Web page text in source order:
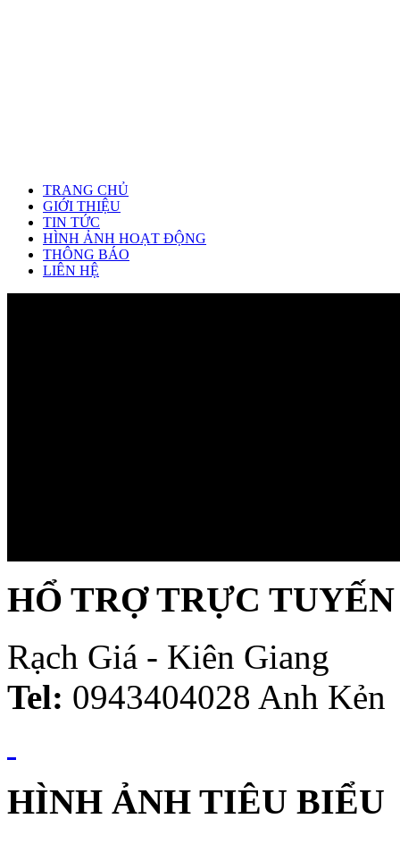
TRANG CHỦ
GIỚI THIỆU
TIN TỨC
HÌNH ẢNH HOẠT ĐỘNG
THÔNG BÁO
LIÊN HỆ
HỔ TRỢ TRỰC TUYẾN
Rạch Giá - Kiên Giang
Tel: 0943404028 Anh Kẻn
HÌNH ẢNH TIÊU BIỂU